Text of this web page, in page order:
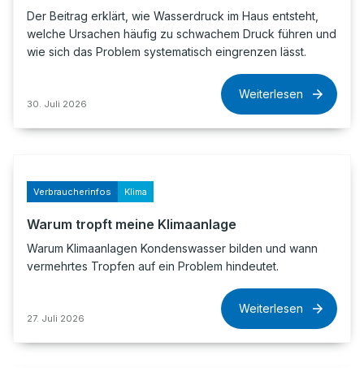
Der Beitrag erklärt, wie Wasserdruck im Haus entsteht,
welche Ursachen häufig zu schwachem Druck führen und
wie sich das Problem systematisch eingrenzen lässt.
30. Juli 2026
Weiterlesen
Verbraucherinfos Klima
Warum tropft meine Klimaanlage
Warum Klimaanlagen Kondenswasser bilden und wann
vermehrtes Tropfen auf ein Problem hindeutet.
27. Juli 2026
Weiterlesen